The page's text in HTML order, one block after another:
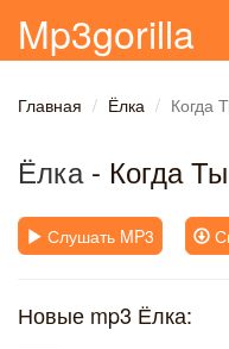
Mp3gorilla
Главная Ёлка Когда
Ёлка- Когда
Слушать MP3
Новые mp3 Ёлка: